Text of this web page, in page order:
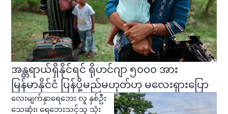
အန္တရာယ်ရှိနိုင်ရင် ရိုဟင်ဂျာ ၅၀၀၀ အား
မြန်မာနိုင်ငံ ပြန်ပို့မည်မဟုတ်ဟု မလေးရှားပြော
လေးမျက်နှာရေဘေး လူ နှစ်ဦး
သေဆုံး၊ ရေဘေးသင့်သူ သုံး